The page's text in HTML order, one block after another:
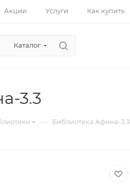
Акции Услуги Как купить
Каталог
3.3
— Библиотека Афина-3.3